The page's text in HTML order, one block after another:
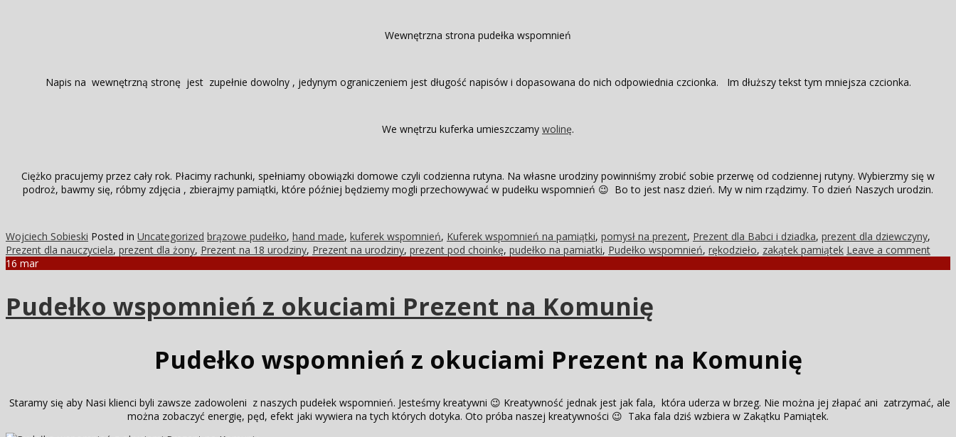
Wewnętrzna strona pudełka wspomnień
Napis na wewnętrzną stronę jest zupełnie dowolny , jedynym ograniczeniem jest długość napisów i dopasowana do nich odpowiednia czcionka. Im dłuższy tekst tym mniejsza czcionka.
We wnętrzu kuferka umieszczamy wolinę.
Ciężko pracujemy przez cały rok. Płacimy rachunki, spełniamy obowiązki domowe czyli codzienna rutyna. Na własne urodziny powinniśmy zrobić sobie przerwę od codziennej rutyny. Wybierzmy się w
podroż, bawmy się, róbmy zdjęcia , zbierajmy pamiątki, które później będziemy mogli przechowywać w pudełku wspomnień 😉 Bo to jest nasz dzień. My w nim rządzimy. To dzień Naszych urodzin.
Wojciech Sobieski Posted in Uncategorized brązowe pudełko, hand made, kuferek wspomnień, Kuferek wspomnień na pamiątki, pomysł na prezent, Prezent dla Babci i dziadka, prezent dla dziewczyny,
Prezent dla nauczyciela, prezent dla żony, Prezent na 18 urodziny, Prezent na urodziny, prezent pod choinkę, pudełko na pamiatki, Pudełko wspomnień, rękodzieło, zakątek pamiątek Leave a comment
16 mar
Pudełko wspomnień z okuciami Prezent na Komunię
Pudełko wspomnień z okuciami Prezent na Komunię
Staramy się aby Nasi klienci byli zawsze zadowoleni z naszych pudełek wspomnień. Jesteśmy kreatywni 😉 Kreatywność jednak jest jak fala, która uderza w brzeg. Nie można jej złapać ani zatrzymać, ale
można zobaczyć energię, pęd, efekt jaki wywiera na tych których dotyka. Oto próba naszej kreatywności 😉 Taka fala dziś wzbiera w Zakątku Pamiątek.